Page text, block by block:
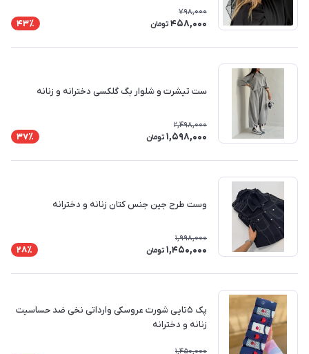
798,000
458,000 تومان 43٪
ست تیشرت و شلوار بگ گلکسی دخترانه و زنانه
2,498,000
1,598,000 تومان 37٪
وست طرح جین جنس کتان زنانه و دخترانه
1,998,000
1,450,000 تومان 28٪
پک ۵تایی شورت عروسکی وارداتی نخی ضد حساسیت
زنانه و دخترانه
1,450,000